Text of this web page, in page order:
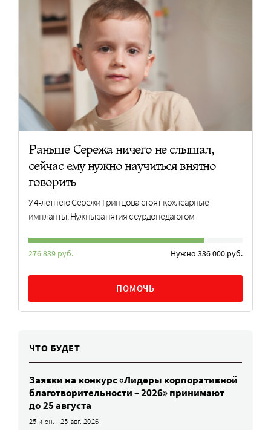
Раньше Сережа ничего не слышал,
сейчас ему нужно научиться внятно
говорить
У 4-летнего Сережи Гринцова стоят кохлеарные
импланты. Нужны занятия с сурдопедагогом
276 839 руб. Нужно 336 000 руб.
ПОМОЧЬ
ЧТО БУДЕТ
Заявки на конкурс «Лидеры корпоративной
благотворительности – 2026» принимают
до 25 августа
25 июн. - 25 авг. 2026